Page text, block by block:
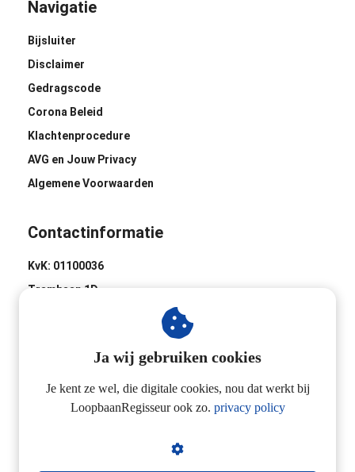
Navigatie
Bijsluiter
Disclaimer
Gedragscode
Corona Beleid
Klachtenprocedure
AVG en Jouw Privacy
Algemene Voorwaarden
Contactinformatie
KvK: 01100036
Trambaan 1D
Industrieweg 2D
3433 NL Nieuwegein
06-24257923
Ja wij gebruiken cookies
Je kent ze wel, die digitale cookies, nou dat werkt bij
LoopbaanRegisseur ook zo. privacy policy